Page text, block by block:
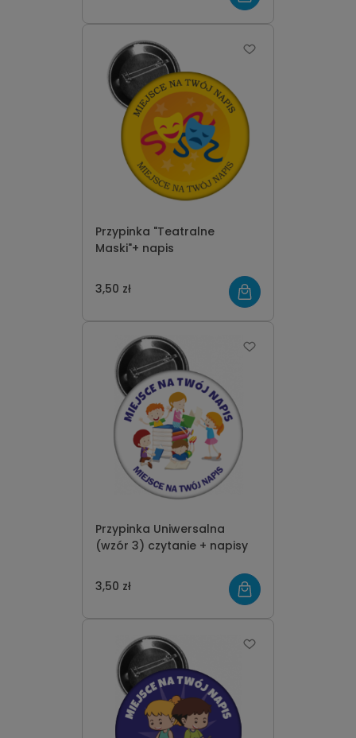
Przypinka "Teatralne
Maski"+ napis
3,50 zł
Przypinka Uniwersalna
(wzór 3) czytanie + napisy
3,50 zł